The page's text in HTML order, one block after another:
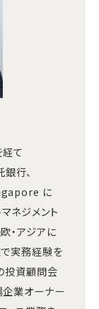
て
行、
に
ネジメント
・アジアに
実務経験を
投資顧問会
企業オーナー